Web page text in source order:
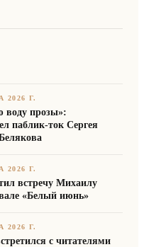
2026 Г.
воду прозы»:
паблик-ток Сергея
2026 Г.
встречу Михаилу
«Белый июнь»
2026 Г.
с читателями